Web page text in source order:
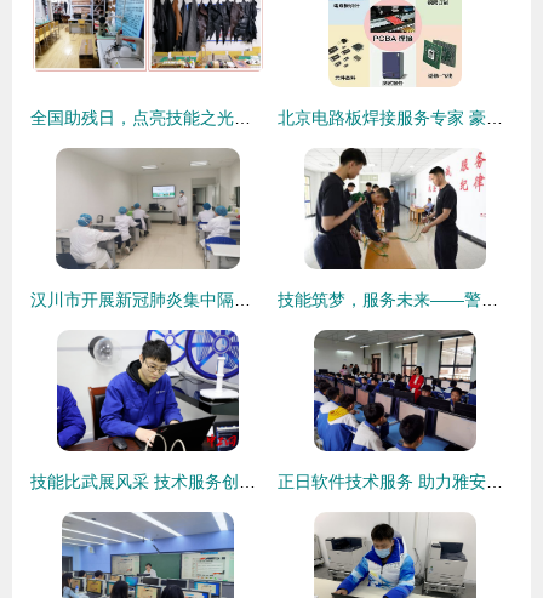
全国助残日，点亮技能之光——“诚铭匠”免费技能培训暖心开启，邀您共筑梦想！ 北京电路板焊接服务专家 豪格北方电子技术服务详解
汉川市开展新冠肺炎集中隔离康复培训，技术服务精准赋能 技能筑梦，服务未来——警察大学首届学生劳动技能竞赛技术服务制作项目圆满落幕
技能比武展风采 技术服务创未来——浙江中新电力青工技术比武纪实 正日软件技术服务 助力雅安市初中信息技术机考首战告捷